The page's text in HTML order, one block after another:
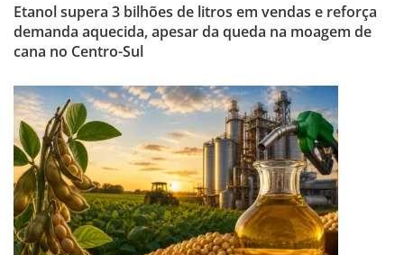
Etanol supera 3 bilhões de litros em vendas e reforça
demanda aquecida, apesar da queda na moagem de
cana no Centro-Sul